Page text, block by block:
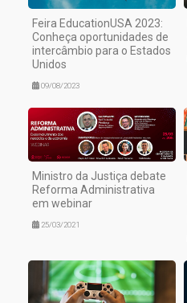
Feira EducationUSA 2023:
Conheça oportunidades de
intercâmbio para o Estados
Unidos
09/08/2023
Ministro da Justiça debate
Reforma Administrativa
em webinar
25/03/2021